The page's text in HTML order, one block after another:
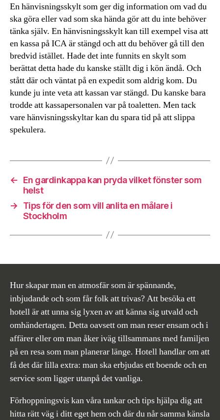
En hänvisningsskylt som ger dig information om vad du
ska göra eller vad som ska hända gör att du inte behöver
tänka själv. En hänvisningsskylt kan till exempel visa att
en kassa på ICA är stängd och att du behöver gå till den
bredvid istället. Hade det inte funnits en skylt som
berättat detta hade du kanske ställt dig i kön ändå. Och
stått där och väntat på en expedit som aldrig kom. Du
kunde ju inte veta att kassan var stängd. Du kanske bara
trodde att kassapersonalen var på toaletten. Men tack
vare hänvisningsskyltar kan du spara tid på att slippa
spekulera.
←
En gardinkappa kan pryda vilket fönster som
helst
→
Tips för den som vill anlita en målare i
Stockholm
Hur skapar man en atmosfär som är spännande,
inbjudande och som får folk att trivas? Att besöka ett
hotell är att unna sig lyxen av att känna sig utvald och
omhändertagen. Detta oavsett om man reser ensam och i
affärer eller om man åker iväg tillsammans med familjen
på en resa som man planerar länge. Hotell handlar om att
få det där lilla extra: man ska erbjudas ett boende och en
service som ligger utanpå det vanliga.
Förhoppningsvis kan våra tankar och tips hjälpa dig att
hitta rätt väg i ditt eget hem och där du når samma känsla